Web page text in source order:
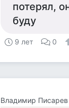
потерял,
буду
9 лет 0
Владимир Писарев